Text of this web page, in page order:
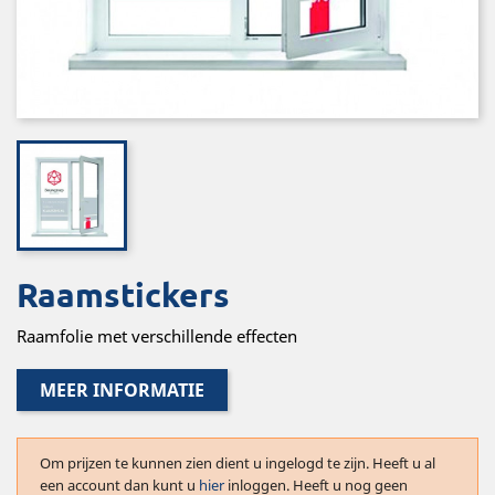
Raamstickers
Raamfolie met verschillende effecten
MEER INFORMATIE
Om prijzen te kunnen zien dient u ingelogd te zijn. Heeft u al
een account dan kunt u hierinloggen. Heeft u nog geen